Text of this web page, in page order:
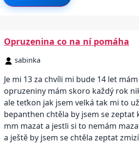
Opruzenina co na ní pomáha
sabinka
Je mi 13 za chvíli mi bude 14 let
opruzeniny mám skoro každý rok
ale teťkon jak jsem velká tak mi to
bepanthen chtěla by jsem se zeptat
mm mazat a jestli si to nemám
a ještě by jsem se chtěla zeptat